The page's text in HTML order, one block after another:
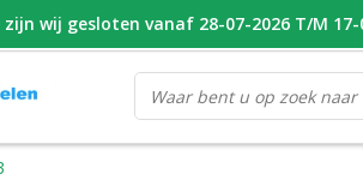
ONDERDEEL WAT U ZOEK VOOR 16.00
wij gesloten vanaf 28-07-2026 T/M